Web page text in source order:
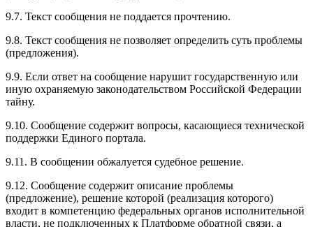
9.7. Текст сообщения не поддается прочтению.
9.8. Текст сообщения не позволяет определить суть проблемы
(предложения).
9.9. Если ответ на сообщение нарушит государственную или
иную охраняемую законодательством Российской Федерации
тайну.
9.10. Сообщение содержит вопросы, касающиеся технической
поддержки Единого портала.
9.11. В сообщении обжалуется судебное решение.
9.12. Сообщение содержит описание проблемы
(предложение), решение которой (реализация которого)
входит в компетенцию федеральных органов исполнительной
власти, не подключенных к Платформе обратной связи, а